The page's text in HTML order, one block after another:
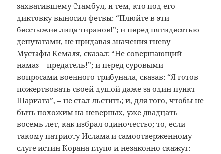
захватившему Стамбул, и тем, кто под его
диктовку выносил фетвы: “Плюйте в эти
бесстыжие лица тиранов!”; и перед пятидесятью
депутатами, не придавая значения гневу
Мустафы Кемаля, сказал: “Не совершающий
намаз – предатель!”; и перед суровыми
вопросами военного трибунала, сказав: “Я готов
пожертвовать своей душой даже за один пункт
Шариата”, – не стал льстить; и, для того, чтобы не
быть похожим на неверных, уже двадцать
восемь лет, как избрал одиночество; то, если
такому патриоту Ислама и самоотверженному
слуге истин Корана глупо и незаконно скажут: